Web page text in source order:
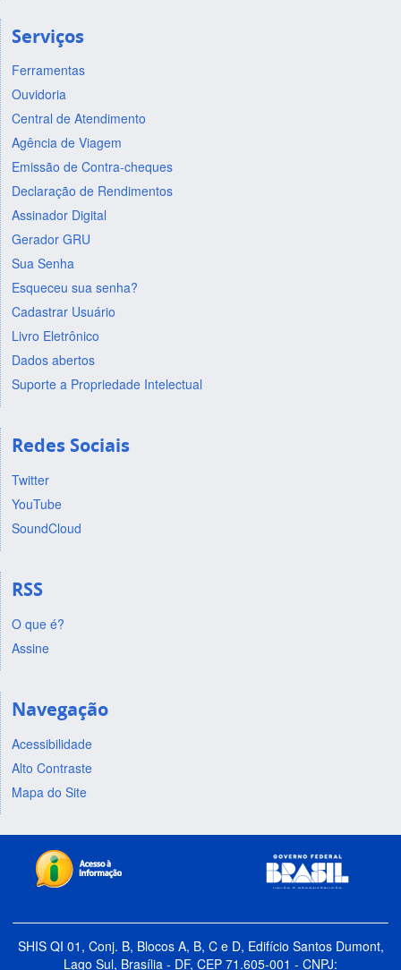
Serviços
Ferramentas
Ouvidoria
Central de Atendimento
Agência de Viagem
Emissão de Contra-cheques
Declaração de Rendimentos
Assinador Digital
Gerador GRU
Sua Senha
Esqueceu sua senha?
Cadastrar Usuário
Livro Eletrônico
Dados abertos
Suporte a Propriedade Intelectual
Redes Sociais
Twitter
YouTube
SoundCloud
RSS
O que é?
Assine
Navegação
Acessibilidade
Alto Contraste
Mapa do Site
SHIS QI 01, Conj. B, Blocos A, B, C e D, Edifício Santos Dumont,
Lago Sul, Brasília - DF, CEP 71.605-001 - CNPJ: